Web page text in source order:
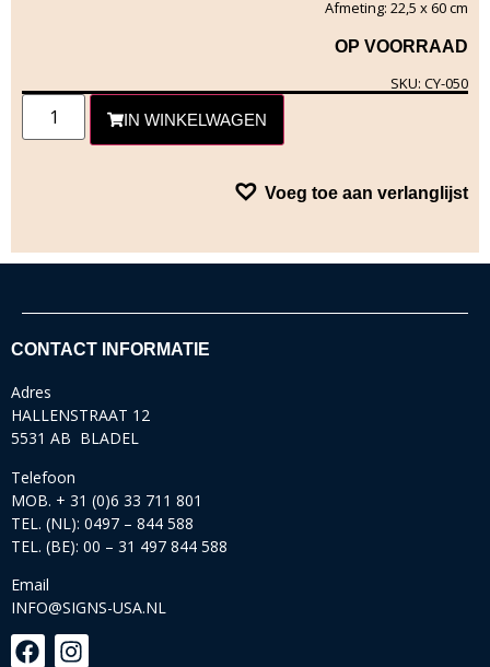
Afmeting: 22,5 x 60 cm
OP VOORRAAD
SKU: CY-050
IN WINKELWAGEN
Voeg toe aan verlanglijst
CONTACT INFORMATIE
Adres
HALLENSTRAAT 12
5531 AB BLADEL
Telefoon
MOB. + 31 (0)6 33 711 801
TEL. (NL): 0497 – 844 588
TEL. (BE): 00 – 31 497 844 588
Email
INFO@SIGNS-USA.NL